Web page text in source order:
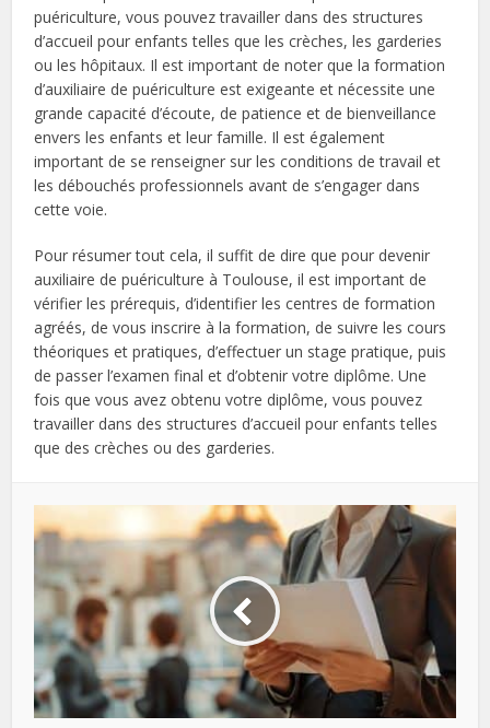
puériculture, vous pouvez travailler dans des structures
d’accueil pour enfants telles que les crèches, les garderies
ou les hôpitaux. Il est important de noter que la formation
d’auxiliaire de puériculture est exigeante et nécessite une
grande capacité d’écoute, de patience et de bienveillance
envers les enfants et leur famille. Il est également
important de se renseigner sur les conditions de travail et
les débouchés professionnels avant de s’engager dans
cette voie.
Pour résumer tout cela, il suffit de dire que pour devenir
auxiliaire de puériculture à Toulouse, il est important de
vérifier les prérequis, d’identifier les centres de formation
agréés, de vous inscrire à la formation, de suivre les cours
théoriques et pratiques, d’effectuer un stage pratique, puis
de passer l’examen final et d’obtenir votre diplôme. Une
fois que vous avez obtenu votre diplôme, vous pouvez
travailler dans des structures d’accueil pour enfants telles
que des crèches ou des garderies.